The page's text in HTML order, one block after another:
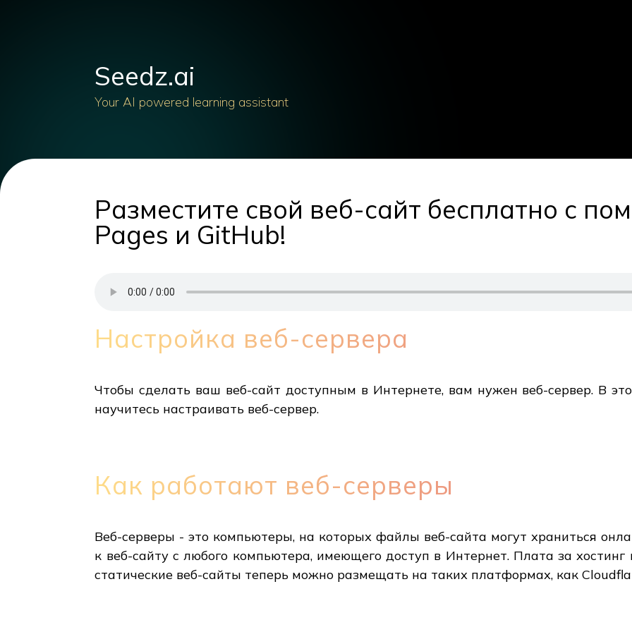
Seedz.ai
Your AI powered learning assistant
Разместите свой веб-сайт бесплатно с
Pages и GitHub!
Настройка веб-сервера
Чтобы сделать ваш веб-сайт доступным в Интернете, вам нужен веб-сервер. В
научитесь настраивать веб-сервер.
Как работают веб-серверы
Веб-серверы - это компьютеры, на которых файлы веб-сайта могут храниться
к веб-сайту с любого компьютера, имеющего доступ в Интернет. Плата за хостинг
статические веб-сайты теперь можно размещать на таких платформах, как